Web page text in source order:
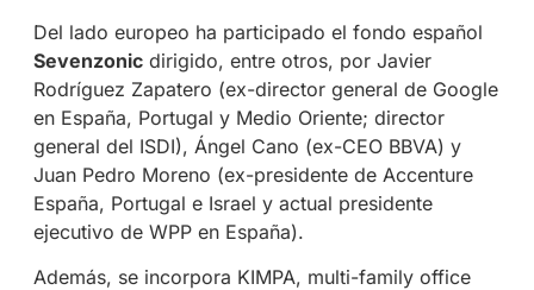
Del lado europeo ha participado el fondo español
Sevenzonicdirigido, entre otros, por Javier
Rodríguez Zapatero (ex-director general de Google
en España, Portugal y Medio Oriente; director
general del ISDI), Ángel Cano (ex-CEO BBVA) y
Juan Pedro Moreno (ex-presidente de Accenture
España, Portugal e Israel y actual presidente
ejecutivo de WPP en España).
Además, se incorpora KIMPA, multi-family office